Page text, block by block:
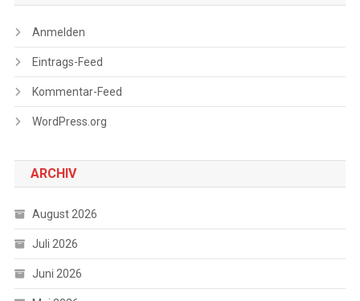
Anmelden
Eintrags-Feed
Kommentar-Feed
WordPress.org
ARCHIV
August 2026
Juli 2026
Juni 2026